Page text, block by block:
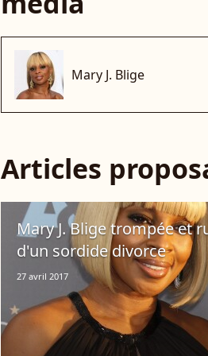
Mary J. Blige
Articles
Mary J. Blige trompée et
d'un sordide divorce
27 avril 2017